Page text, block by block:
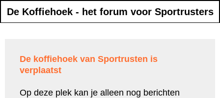
De Koffiehoek - het forum voor Sportrusters
De koffiehoek van Sportrusten is
verplaatst
Op deze plek kan je alleen nog berichten